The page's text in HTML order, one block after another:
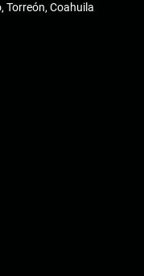
Torreón, Coahuila